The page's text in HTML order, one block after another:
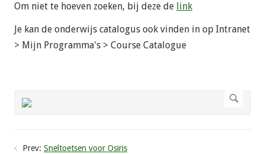
Om niet te hoeven zoeken, bij deze de link
Je kan de onderwijs catalogus ook vinden in op Intranet
> Mijn Programma's > Course Catalogue
Prev: Sneltoetsen voor Osiris